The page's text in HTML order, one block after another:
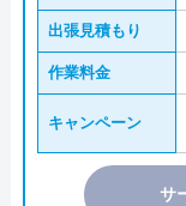
出張見積もり
作業料金
キャンペーン
サ